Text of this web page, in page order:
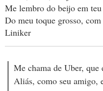
Me lembro do beijo em teu
Do meu toque grosso,
Liniker
Me chama de Uber, que
Aliás, como seu amigo,